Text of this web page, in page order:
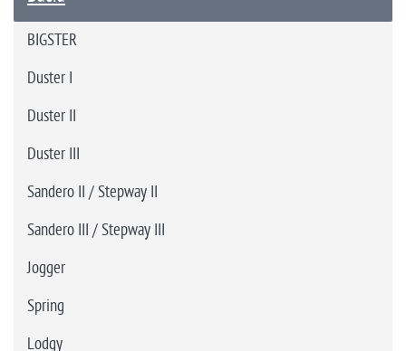
BIGSTER
Duster I
Duster II
Duster III
Sandero II / Stepway II
Sandero III / Stepway III
Jogger
Spring
Lodgy